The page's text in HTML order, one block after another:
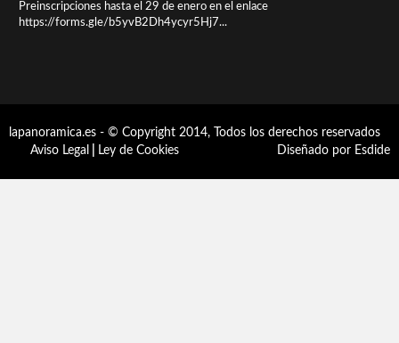
Preinscripciones hasta el 29 de enero en el enlace
https://forms.gle/b5yvB2Dh4ycyr5Hj7...
lapanoramica.es - © Copyright 2014, Todos los derechos reservados
Aviso Legal
Ley de Cookies Diseñado por Esdide